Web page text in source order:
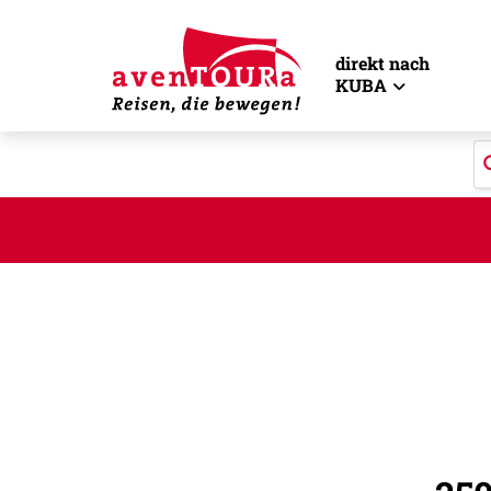
direkt nach
KUBA